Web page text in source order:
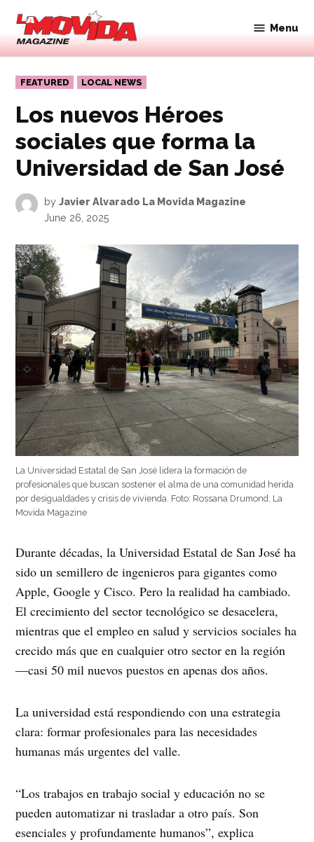
Skip
content
Movida
Magazine
Menu
POSTED
IN
FEATURED LOCAL NEWS
Los nuevos Héroes
sociales que forma la
Universidad de San José
by Javier Alvarado La Movida Magazine
June 26, 2025
La Universidad Estatal de San José lidera la formación de
profesionales que buscan sostener el alma de una comunidad herida
por desigualdades y crisis de vivienda. Foto: Rossana Drumond, La
Movida Magazine
Durante décadas, la Universidad Estatal de San José ha
sido un semillero de ingenieros para gigantes como
Apple, Google y Cisco. Pero la realidad ha cambiado.
El crecimiento del sector tecnológico se desacelera,
mientras que el empleo en salud y servicios sociales ha
crecido más que en cualquier otro sector en la región
—casi 50 mil nuevos puestos en apenas dos años.
La universidad está respondiendo con una estrategia
clara: formar profesionales para las necesidades
humanas más urgentes del valle.
“Los trabajos en trabajo social y educación no se
pueden automatizar ni trasladar a otro país. Son
esenciales y profundamente humanos”, explica